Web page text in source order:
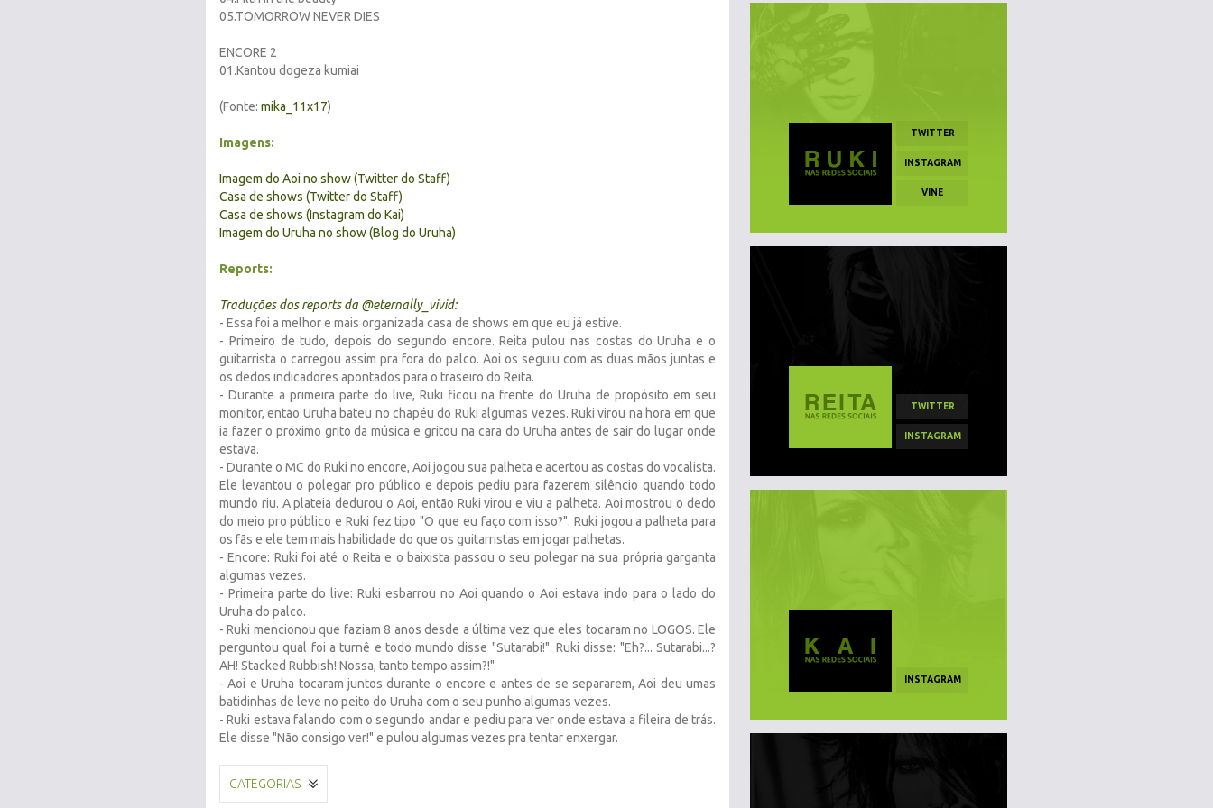
05.TOMORROW NEVER DIES
ENCORE 2
01.Kantou dogeza kumiai
(Fonte: mika_11x17)
Imagens:
Imagem do Aoi no show (Twitter do Staff)
Casa de shows (Twitter do Staff)
Casa de shows (Instagram do Kai)
Imagem do Uruha no show (Blog do Uruha)
Reports:
Traduções dos reports da @eternally_vivid:
- Essa foi a melhor e mais organizada casa de shows em que eu já estive.
- Primeiro de tudo, depois do segundo encore. Reita pulou nas costas do Uruha e o
guitarrista o carregou assim pra fora do palco. Aoi os seguiu com as duas mãos juntas e
os dedos indicadores apontados para o traseiro do Reita.
- Durante a primeira parte do live, Ruki ficou na frente do Uruha de propósito em seu
monitor, então Uruha bateu no chapéu do Ruki algumas vezes. Ruki virou na hora em que
ia fazer o próximo grito da música e gritou na cara do Uruha antes de sair do lugar onde
estava.
- Durante o MC do Ruki no encore, Aoi jogou sua palheta e acertou as costas do vocalista.
Ele levantou o polegar pro público e depois pediu para fazerem silêncio quando todo
mundo riu. A plateia dedurou o Aoi, então Ruki virou e viu a palheta. Aoi mostrou o dedo
do meio pro público e Ruki fez tipo "O que eu faço com isso?". Ruki jogou a palheta para
os fãs e ele tem mais habilidade do que os guitarristas em jogar palhetas.
- Encore: Ruki foi até o Reita e o baixista passou o seu polegar na sua própria garganta
algumas vezes.
- Primeira parte do live: Ruki esbarrou no Aoi quando o Aoi estava indo para o lado do
Uruha do palco.
- Ruki mencionou que faziam 8 anos desde a última vez que eles tocaram no LOGOS. Ele
perguntou qual foi a turnê e todo mundo disse "Sutarabi!". Ruki disse: "Eh?... Sutarabi...?
AH! Stacked Rubbish! Nossa, tanto tempo assim?!"
- Aoi e Uruha tocaram juntos durante o encore e antes de se separarem, Aoi deu umas
batidinhas de leve no peito do Uruha com o seu punho algumas vezes.
- Ruki estava falando com o segundo andar e pediu para ver onde estava a fileira de trás.
Ele disse "Não consigo ver!" e pulou algumas vezes pra tentar enxergar.
CATEGORIAS
TWITTER
INSTAGRAM
VINE
TWITTER
INSTAGRAM
INSTAGRAM